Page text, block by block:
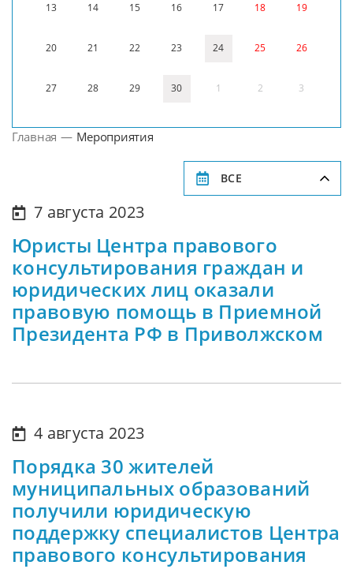
13 14 15 16 17 18 19
20 21 22 23 24 25 26
27 28 29 30 1 2 3
Главная — Мероприятия
ВСЕ
7 августа 2023
Юристы Центра правового
консультирования граждан и
юридических лиц оказали
правовую помощь в Приемной
Президента РФ в Приволжском
4 августа 2023
Порядка 30 жителей
муниципальных образований
получили юридическую
поддержку специалистов Центра
правового консультирования